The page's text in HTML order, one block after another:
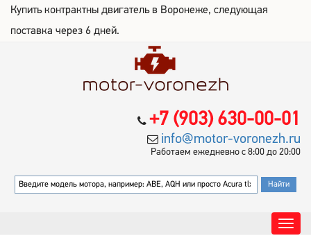
Купить контрактны двигатель в Воронеже, следующая
поставка через 6 дней.
+7 (903) 630-00-01
info@motor-voronezh.ru
Работаем ежедневно с 8:00 до 20:00